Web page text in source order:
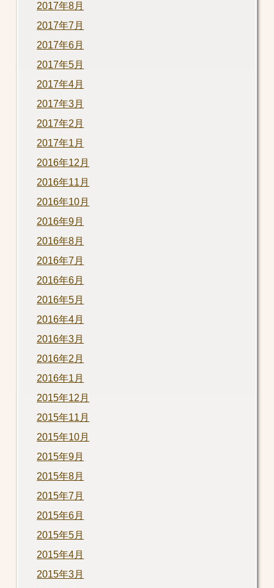
2017年8月
2017年7月
2017年6月
2017年5月
2017年4月
2017年3月
2017年2月
2017年1月
2016年12月
2016年11月
2016年10月
2016年9月
2016年8月
2016年7月
2016年6月
2016年5月
2016年4月
2016年3月
2016年2月
2016年1月
2015年12月
2015年11月
2015年10月
2015年9月
2015年8月
2015年7月
2015年6月
2015年5月
2015年4月
2015年3月